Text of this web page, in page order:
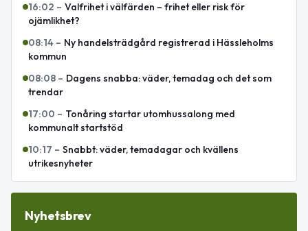
16:02 – Valfrihet i välfärden – frihet eller risk för
ojämlikhet?
08:14 – Ny handelsträdgård registrerad i Hässleholms
kommun
08:08 – Dagens snabba: väder, temadag och det som
trendar
17:00 – Tonåring startar utomhussalong med
kommunalt startstöd
10:17 – Snabbt: väder, temadagar och kvällens
utrikesnyheter
Nyhetsbrev